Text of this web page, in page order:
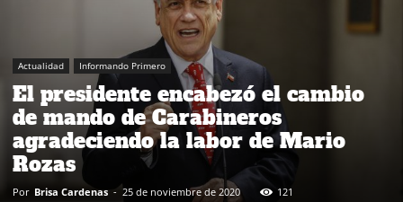
Actualidad Informando Primero
El presidente encabezó el cambio
de mando de Carabineros
agradeciendo la labor de Mario
Rozas
Por Brisa Cardenas - 25 de noviembre de 2020 121